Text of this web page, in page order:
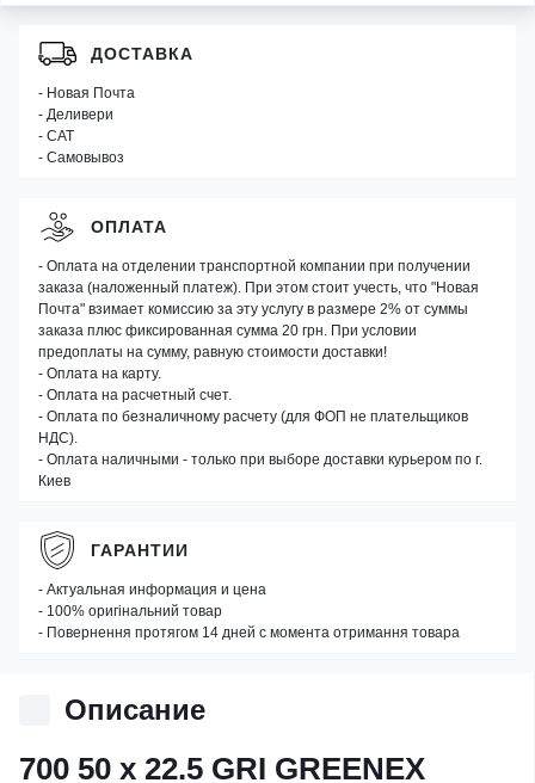
Описание
700 50 x 22.5 GRI GREENEX
ДОСТАВКА
- Новая Почта
- Деливери
- САТ
- Самовывоз
ОПЛАТА
- Оплата на отделении транспортной компании при получении
заказа (наложенный платеж). При этом стоит учесть, что "Новая
Почта" взимает комиссию за эту услугу в размере 2% от суммы
заказа плюс фиксированная сумма 20 грн. При условии
предоплаты на сумму, равную стоимости доставки!
- Оплата на карту.
- Оплата на расчетный счет.
- Оплата по безналичному расчету (для ФОП не плательщиков
НДС).
- Оплата наличными - только при выборе доставки курьером по г.
Киев
ГАРАНТИИ
- Актуальная информация и цена
- 100% оригінальний товар
- Повернення протягом 14 дней с момента отримання товара